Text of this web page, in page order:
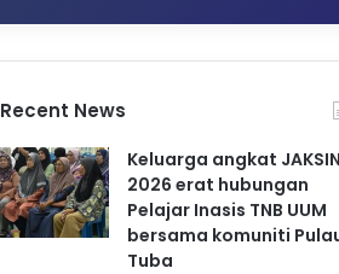
Recent News
Keluarga angkat JAKSIN
2026 erat hubungan
Pelajar Inasis TNB UUM
bersama komuniti
Tuba